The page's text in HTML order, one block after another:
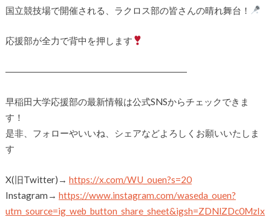
国立競技場で開催される、ラクロス部の皆さんの晴れ舞台！
応援部が全力で背中を押します
――――――――――――――――――――
早稲田大学応援部の最新情報は公式SNSからチェックできま
す！
是非、フォローやいいね、シェアなどよろしくお願いいたしま
す
X(旧Twitter)→ https://x.com/WU_ouen?s=20
Instagram→ https://www.instagram.com/waseda_ouen?
utm_source=ig_web_button_share_sheet&igsh=ZDNlZDc0MzIx